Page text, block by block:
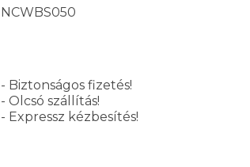
NCWBS050
- Biztonságos fizetés!
- Olcsó szállítás!
- Expressz kézbesítés!